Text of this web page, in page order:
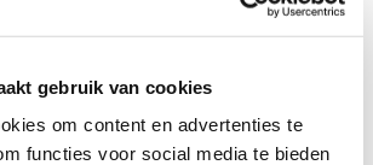
gebruik van cookies
om content en advertenties te
functies voor social media te bieden
tot lunchroom en evenementenlocatie.
medewerkers en we hebben
verstandelijke beperking. Deze
en jeugdcentrum moet voor